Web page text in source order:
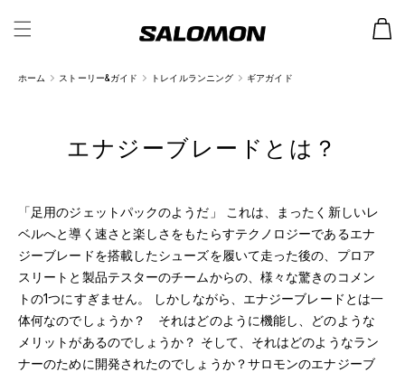
ー
ホーム ストーリー&ガイド トレイルランニング ギアガイド
エナジーブレードとは？
「足用のジェットパックのようだ」 これは、まったく新しいレ
ベルへと導く速さと楽しさをもたらすテクノロジーであるエナ
ジーブレードを搭載したシューズを履いて走った後の、プロア
スリートと製品テスターのチームからの、様々な驚きのコメン
トの1つにすぎません。 しかしながら、エナジーブレードとは一
体何なのでしょうか？ それはどのように機能し、どのような
メリットがあるのでしょうか？ そして、それはどのようなラン
ナーのために開発されたのでしょうか？サロモンのエナジーブ